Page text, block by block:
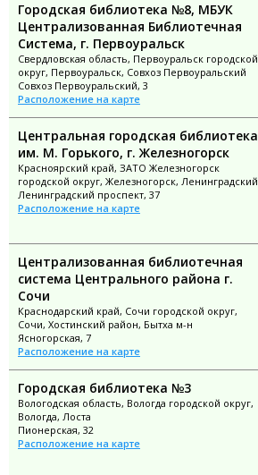
Городская библиотека №8, МБУК
Централизованная Библиотечная
Система, г. Первоуральск
Свердловская область, Первоуральск городской
округ, Первоуральск, Совхоз Первоуральский
Совхоз Первоуральский, 3
Расположение на карте
Центральная городская библиотека
им. М. Горького, г. Железногорск
Красноярский край, ЗАТО Железногорск
городской округ, Железногорск, Ленинградский
Ленинградский проспект, 37
Расположение на карте
Централизованная библиотечная
система Центрального района г.
Сочи
Краснодарский край, Сочи городской округ,
Сочи, Хостинский район, Бытха м-н
Ясногорская, 7
Расположение на карте
Городская библиотека №3
Вологодская область, Вологда городской округ,
Вологда, Лоста
Пионерская, 32
Расположение на карте